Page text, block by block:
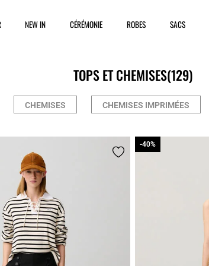
NEW IN CÉRÉMONIE ROBES SACS
TOPS ET CHEMISES(129)
CHEMISES CHEMISES IMPRIMÉES
-40%
-40%